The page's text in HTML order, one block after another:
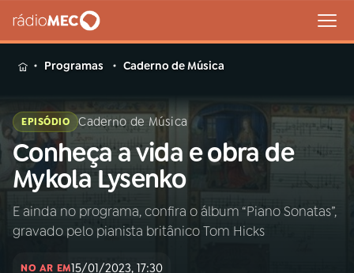
MENU
Buscar
na
Rádio
MEC
Buscar
Início AO VIVO
Programas Caderno de Música
EPISÓDIO Caderno de Música
Conheça a vida e obra de
Mykola Lysenko
E ainda no programa, confira o álbum “Piano Sonatas”,
gravado pelo pianista britânico Tom Hicks
NO AR EM15/01/2023, 17:30